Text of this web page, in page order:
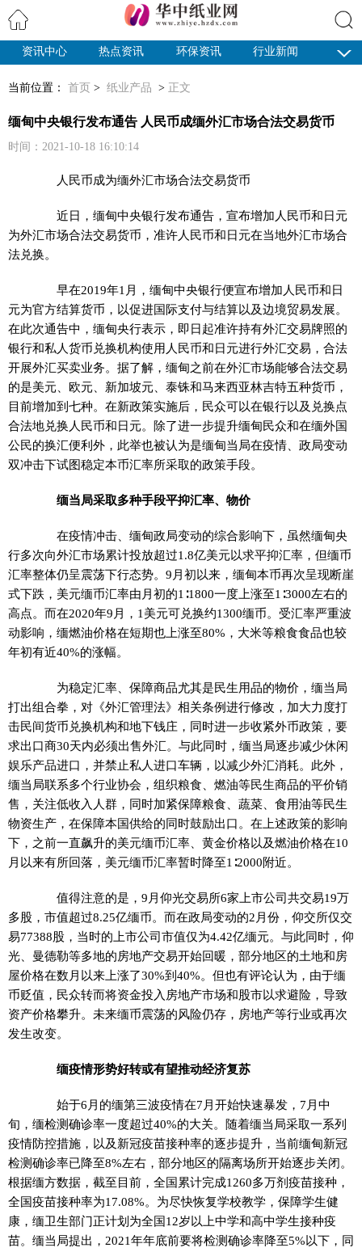
搜索
资讯中心 热点资讯 环保资讯
行业新闻
当前位置： 首页 > 纸业产品 > 正文
缅甸中央银行发布通告 人民币成缅外汇市场合法交易货币
时间：2021-10-18 16:10:14
人民币成为缅外汇市场合法交易货币
近日，缅甸中央银行发布通告，宣布增加人民币和日元
为外汇市场合法交易货币，准许人民币和日元在当地外汇市场合
法兑换。
早在2019年1月，缅甸中央银行便宣布增加人民币和日
元为官方结算货币，以促进国际支付与结算以及边境贸易发展。
在此次通告中，缅甸央行表示，即日起准许持有外汇交易牌照的
银行和私人货币兑换机构使用人民币和日元进行外汇交易，合法
开展外汇买卖业务。据了解，缅甸之前在外汇市场能够合法交易
的是美元、欧元、新加坡元、泰铢和马来西亚林吉特五种货币，
目前增加到七种。在新政策实施后，民众可以在银行以及兑换点
合法地兑换人民币和日元。除了进一步提升缅甸民众和在缅外国
公民的换汇便利外，此举也被认为是缅甸当局在疫情、政局变动
双冲击下试图稳定本币汇率所采取的政策手段。
缅当局采取多种手段平抑汇率、物价
在疫情冲击、缅甸政局变动的综合影响下，虽然缅甸央
行多次向外汇市场累计投放超过1.8亿美元以求平抑汇率，但缅币
汇率整体仍呈震荡下行态势。9月初以来，缅甸本币再次呈现断崖
式下跌，美元缅币汇率由月初的1∶1800一度上涨至1∶3000左右的
高点。而在2020年9月，1美元可兑换约1300缅币。受汇率严重波
动影响，缅燃油价格在短期也上涨至80%，大米等粮食食品也较
年初有近40%的涨幅。
为稳定汇率、保障商品尤其是民生用品的物价，缅当局
打出组合拳，对《外汇管理法》相关条例进行修改，加大力度打
击民间货币兑换机构和地下钱庄，同时进一步收紧外币政策，要
求出口商30天内必须出售外汇。与此同时，缅当局逐步减少休闲
娱乐产品进口，并禁止私人进口车辆，以减少外汇消耗。此外，
缅当局联系多个行业协会，组织粮食、燃油等民生商品的平价销
售，关注低收入人群，同时加紧保障粮食、蔬菜、食用油等民生
物资生产，在保障本国供给的同时鼓励出口。在上述政策的影响
下，之前一直飙升的美元缅币汇率、黄金价格以及燃油价格在10
月以来有所回落，美元缅币汇率暂时降至1∶2000附近。
值得注意的是，9月仰光交易所6家上市公司共交易19万
多股，市值超过8.25亿缅币。而在政局变动的2月份，仰交所仅交
易77388股，当时的上市公司市值仅为4.42亿缅元。与此同时，仰
光、曼德勒等多地的房地产交易开始回暖，部分地区的土地和房
屋价格在数月以来上涨了30%到40%。但也有评论认为，由于缅
币贬值，民众转而将资金投入房地产市场和股市以求避险，导致
资产价格攀升。未来缅币震荡的风险仍存，房地产等行业或再次
发生改变。
缅疫情形势好转或有望推动经济复苏
始于6月的缅第三波疫情在7月开始快速暴发，7月中
旬，缅检测确诊率一度超过40%的大关。随着缅当局采取一系列
疫情防控措施，以及新冠疫苗接种率的逐步提升，当前缅甸新冠
检测确诊率已降至8%左右，部分地区的隔离场所开始逐步关闭。
根据缅方数据，截至目前，全国累计完成1260多万剂疫苗接种，
全国疫苗接种率为17.08%。为尽快恢复学校教学，保障学生健
康，缅卫生部门正计划为全国12岁以上中学和高中学生接种疫
苗。缅当局提出，2021年年底前要将检测确诊率降至5%以下，同